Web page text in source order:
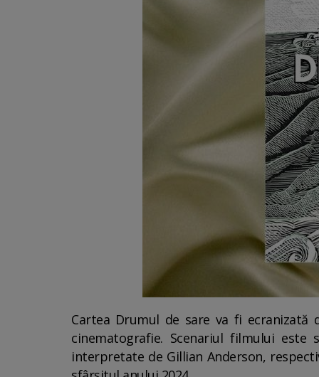
Cartea Drumul de sare va fi ecranizată
cinematografie. Scenariul filmului
interpretate de Gillian Anderson,